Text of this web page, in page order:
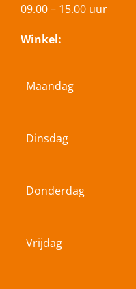
09.00 – 15.00 uur
Winkel:
Maandag
Dinsdag
Donderdag
Vrijdag